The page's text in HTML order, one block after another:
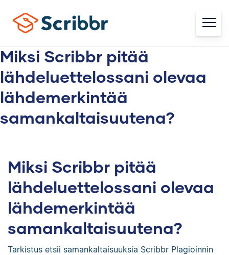
Miksi Scribbr pitää
lähdeluettelossani olevaa
lähdemerkintää
samankaltaisuutena?
Miksi Scribbr pitää
lähdeluettelossani olevaa
lähdemerkintää
samankaltaisuutena?
Tarkistus etsii samankaltaisuuksia Scribbr Plagioinnin